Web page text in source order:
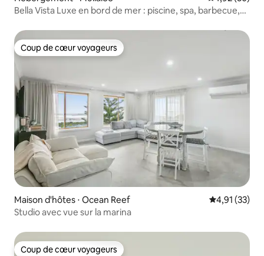
Bella Vista Luxe en bord de mer : piscine, spa, barbecue,
Coup de cœur voyageurs
Coup de cœur voyageurs
Maison d'hôtes ⋅ Ocean Reef Évaluation
4,91 (33)
Studio avec vue sur la marina
Coup de cœur voyageurs